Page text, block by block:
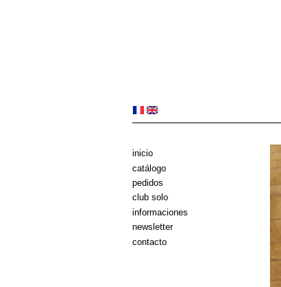
inicio
catálogo
pedidos
club solo
informaciones
newsletter
contacto